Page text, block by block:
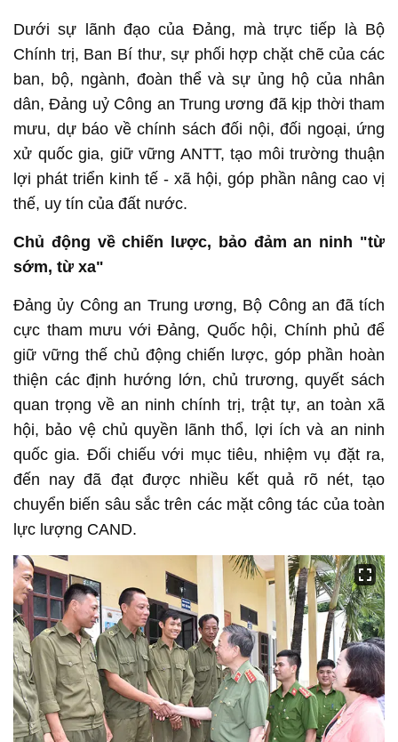
Dưới sự lãnh đạo của Đảng, mà trực tiếp là Bộ
Chính trị, Ban Bí thư, sự phối hợp chặt chẽ của các
ban, bộ, ngành, đoàn thể và sự ủng hộ của nhân
dân, Đảng uỷ Công an Trung ương đã kịp thời tham
mưu, dự báo về chính sách đối nội, đối ngoại, ứng
xử quốc gia, giữ vững ANTT, tạo môi trường thuận
lợi phát triển kinh tế - xã hội, góp phần nâng cao vị
thế, uy tín của đất nước.
Chủ động về chiến lược, bảo đảm an ninh "từ
sớm, từ xa"
Đảng ủy Công an Trung ương, Bộ Công an đã tích
cực tham mưu với Đảng, Quốc hội, Chính phủ để
giữ vững thế chủ động chiến lược, góp phần hoàn
thiện các định hướng lớn, chủ trương, quyết sách
quan trọng về an ninh chính trị, trật tự, an toàn xã
hội, bảo vệ chủ quyền lãnh thổ, lợi ích và an ninh
quốc gia. Đối chiếu với mục tiêu, nhiệm vụ đặt ra,
đến nay đã đạt được nhiều kết quả rõ nét, tạo
chuyển biến sâu sắc trên các mặt công tác của toàn
lực lượng CAND.